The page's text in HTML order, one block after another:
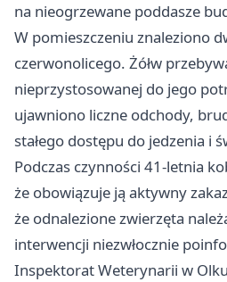
na nieogrzewane poddasze
W pomieszczeniu znaleziono
czerwonolicego. Żółw
nieprzystosowanej do jego
ujawniono liczne odchody,
stałego dostępu do jedzenia i
Podczas czynności 41-letnia
że obowiązuje ją aktywny
że odnalezione zwierzęta
interwencji niezwłocznie
Inspektorat Weterynarii w